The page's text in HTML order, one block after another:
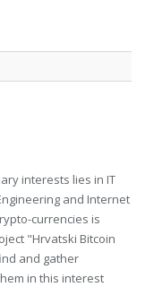
interests lies in IT
and Internet
currencies is
"Hrvatski Bitcoin
and gather
in this interest